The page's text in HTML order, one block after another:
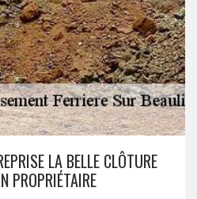
LA BELLE CLÔTURE
PROPRIÉTAIRE